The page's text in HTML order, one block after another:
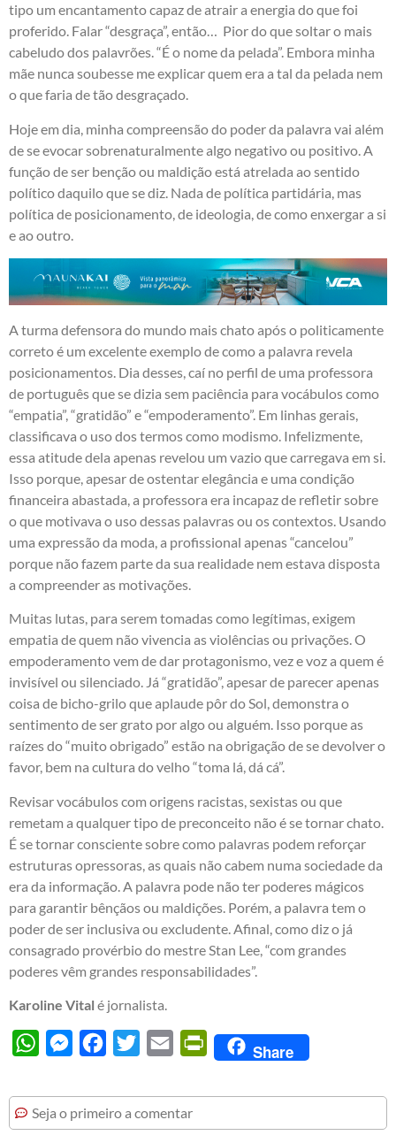
tipo um encantamento capaz de atrair a energia do que foi
proferido. Falar “desgraça”, então… Pior do que soltar o mais
cabeludo dos palavrões. “É o nome da pelada”. Embora minha
mãe nunca soubesse me explicar quem era a tal da pelada nem
o que faria de tão desgraçado.
Hoje em dia, minha compreensão do poder da palavra vai além
de se evocar sobrenaturalmente algo negativo ou positivo. A
função de ser benção ou maldição está atrelada ao sentido
político daquilo que se diz. Nada de política partidária, mas
política de posicionamento, de ideologia, de como enxergar a si
e ao outro.
A turma defensora do mundo mais chato após o politicamente
correto é um excelente exemplo de como a palavra revela
posicionamentos. Dia desses, caí no perfil de uma professora
de português que se dizia sem paciência para vocábulos como
“empatia”, “gratidão” e “empoderamento”. Em linhas gerais,
classificava o uso dos termos como modismo. Infelizmente,
essa atitude dela apenas revelou um vazio que carregava em si.
Isso porque, apesar de ostentar elegância e uma condição
financeira abastada, a professora era incapaz de refletir sobre
o que motivava o uso dessas palavras ou os contextos. Usando
uma expressão da moda, a profissional apenas “cancelou”
porque não fazem parte da sua realidade nem estava disposta
a compreender as motivações.
Muitas lutas, para serem tomadas como legítimas, exigem
empatia de quem não vivencia as violências ou privações. O
empoderamento vem de dar protagonismo, vez e voz a quem é
invisível ou silenciado. Já “gratidão”, apesar de parecer apenas
coisa de bicho-grilo que aplaude pôr do Sol, demonstra o
sentimento de ser grato por algo ou alguém. Isso porque as
raízes do “muito obrigado” estão na obrigação de se devolver o
favor, bem na cultura do velho “toma lá, dá cá”.
Revisar vocábulos com origens racistas, sexistas ou que
remetam a qualquer tipo de preconceito não é se tornar chato.
É se tornar consciente sobre como palavras podem reforçar
estruturas opressoras, as quais não cabem numa sociedade da
era da informação. A palavra pode não ter poderes mágicos
para garantir bênçãos ou maldições. Porém, a palavra tem o
poder de ser inclusiva ou excludente. Afinal, como diz o já
consagrado provérbio do mestre Stan Lee, “com grandes
poderes vêm grandes responsabilidades”.
Karoline Vital é jornalista.
WhatsAppMessengerFacebook
Twitter Email PrintFriendly
Share
Seja o primeiro a comentar